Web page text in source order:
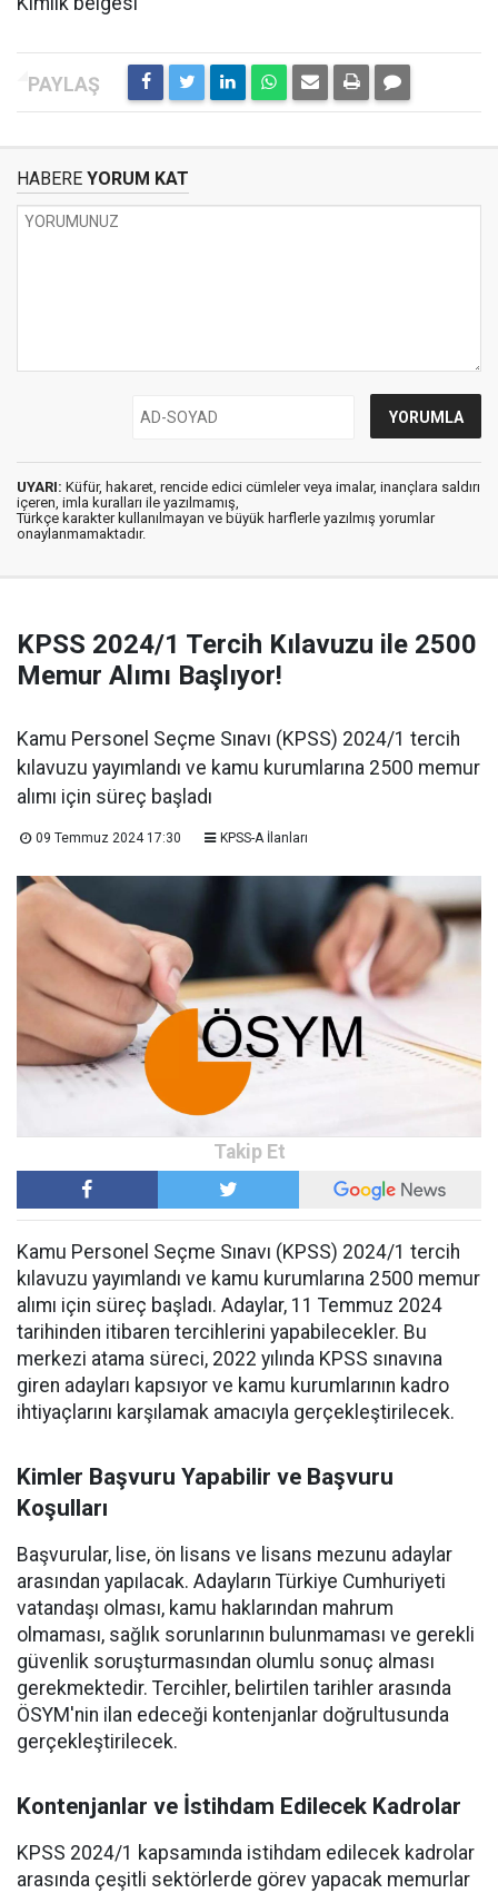
HABERE YORUM KAT
UYARI: Küfür, hakaret, rencide edici cümleler veya imalar, inançlara saldırı
içeren, imla kuralları ile yazılmamış,
Türkçe karakter kullanılmayan ve büyük harflerle yazılmış yorumlar
onaylanmamaktadır.
KPSS 2024/1 Tercih Kılavuzu ile 2500
Memur Alımı Başlıyor!
Kamu Personel Seçme Sınavı (KPSS) 2024/1 tercih
kılavuzu yayımlandı ve kamu kurumlarına 2500 memur
alımı için süreç başladı
09 Temmuz 2024 17:30 KPSS-A İlanları
Kamu Personel Seçme Sınavı (KPSS) 2024/1 tercih
kılavuzu yayımlandı ve kamu kurumlarına 2500 memur
alımı için süreç başladı. Adaylar, 11 Temmuz 2024
tarihinden itibaren tercihlerini yapabilecekler. Bu
merkezi atama süreci, 2022 yılında KPSS sınavına
giren adayları kapsıyor ve kamu kurumlarının kadro
ihtiyaçlarını karşılamak amacıyla gerçekleştirilecek.
Kimler Başvuru Yapabilir ve Başvuru
Koşulları
Başvurular, lise, ön lisans ve lisans mezunu adaylar
arasından yapılacak. Adayların Türkiye Cumhuriyeti
vatandaşı olması, kamu haklarından mahrum
olmaması, sağlık sorunlarının bulunmaması ve gerekli
güvenlik soruşturmasından olumlu sonuç alması
gerekmektedir. Tercihler, belirtilen tarihler arasında
ÖSYM'nin ilan edeceği kontenjanlar doğrultusunda
gerçekleştirilecek.
Kontenjanlar ve İstihdam Edilecek Kadrolar
KPSS 2024/1 kapsamında istihdam edilecek kadrolar
arasında çeşitli sektörlerde görev yapacak memurlar